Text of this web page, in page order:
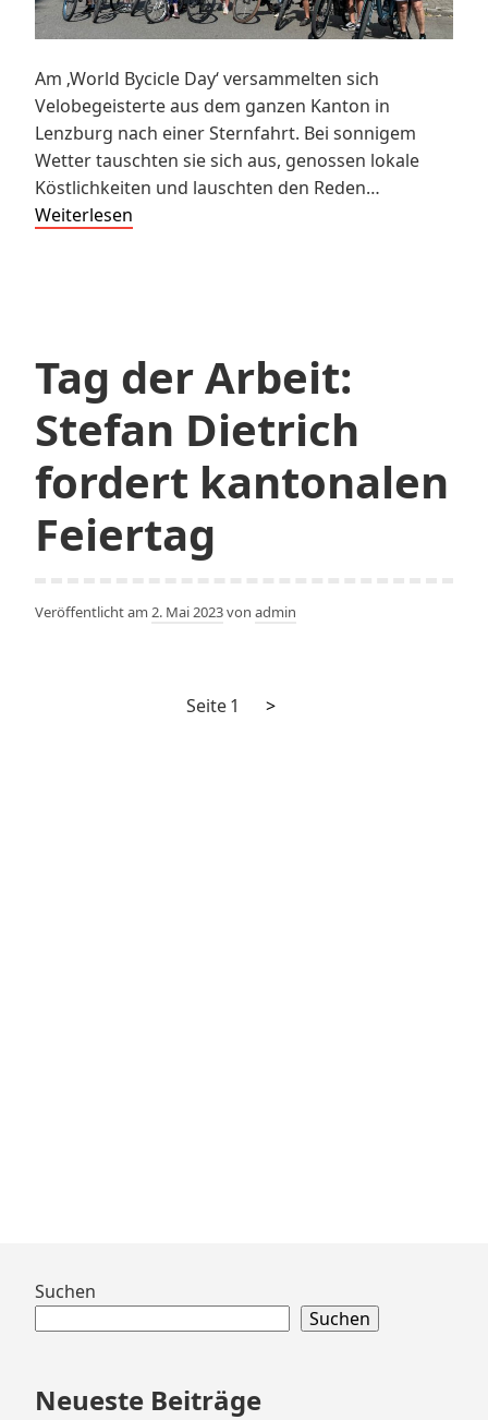
Am ‚World Bycicle Day‘ versammelten sich
Velobegeisterte aus dem ganzen Kanton in
Lenzburg nach einer Sternfahrt. Bei sonnigem
Wetter tauschten sie sich aus, genossen lokale
Köstlichkeiten und lauschten den Reden…
Weiterlesen
Tag der Arbeit:
Stefan Dietrich
fordert kantonalen
Feiertag
Veröffentlicht am 2. Mai 2023von admin
Seitennummerierung
Seite1
Nächste
>
Zum
Suchen
Suchen
Neueste Beiträge